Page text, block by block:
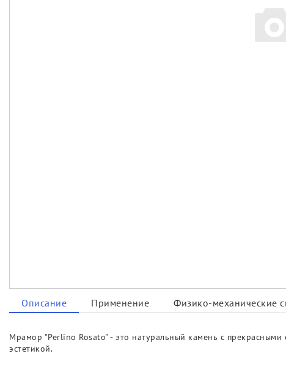
Описание Применение Физико-механические
Мрамор "Perlino Rosato" - это натуральный камень с
эстетикой.